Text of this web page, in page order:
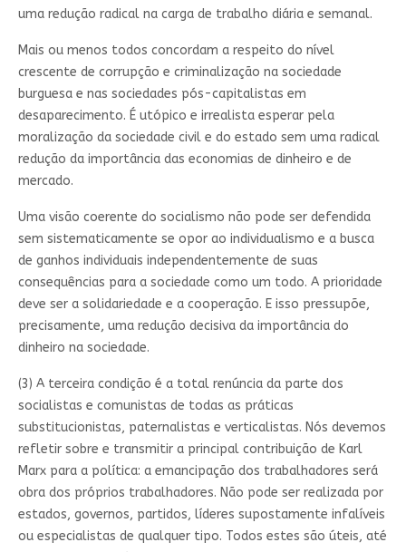
uma redução radical na carga de trabalho diária e semanal.
Mais ou menos todos concordam a respeito do nível
crescente de corrupção e criminalização na sociedade
burguesa e nas sociedades pós-capitalistas em
desaparecimento. É utópico e irrealista esperar pela
moralização da sociedade civil e do estado sem uma radical
redução da importância das economias de dinheiro e de
mercado.
Uma visão coerente do socialismo não pode ser defendida
sem sistematicamente se opor ao individualismo e a busca
de ganhos individuais independentemente de suas
consequências para a sociedade como um todo. A prioridade
deve ser a solidariedade e a cooperação. E isso pressupõe,
precisamente, uma redução decisiva da importância do
dinheiro na sociedade.
(3) A terceira condição é a total renúncia da parte dos
socialistas e comunistas de todas as práticas
substitucionistas, paternalistas e verticalistas. Nós devemos
refletir sobre e transmitir a principal contribuição de Karl
Marx para a política: a emancipação dos trabalhadores será
obra dos próprios trabalhadores. Não pode ser realizada por
estados, governos, partidos, líderes supostamente infalíveis
ou especialistas de qualquer tipo. Todos estes são úteis, até